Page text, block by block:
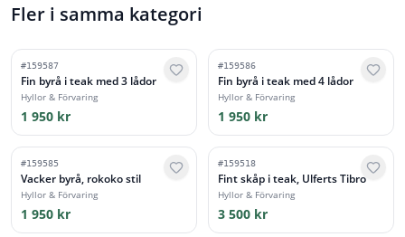
Fler i samma kategori
#159587
Fin byrå i teak med 3 lådor
Hyllor & Förvaring
1 950 kr
#159586
Fin byrå i teak med 4 lådor
Hyllor & Förvaring
1 950 kr
#159585
Vacker byrå, rokoko stil
Hyllor & Förvaring
1 950 kr
#159518
Fint skåp i teak, Ulferts Tibro
Hyllor & Förvaring
3 500 kr